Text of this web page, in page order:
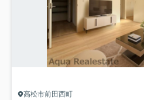
高松市前田西町